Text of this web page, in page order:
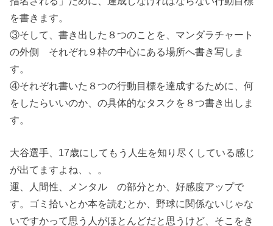
を書きます。
③そして、書き出した８つのことを、マンダラチャート
の外側 それぞれ９枠の中心にある場所へ書き写しま
す。
④それぞれ書いた８つの行動目標を達成するために、何
をしたらいいのか、の具体的なタスクを８つ書き出しま
す。
大谷選手、17歳にしてもう人生を知り尽くしている感じ
が出てますよね、、。
運、人間性、メンタル の部分とか、好感度アップで
す。ゴミ拾いとか本を読むとか、野球に関係ないじゃな
いですかって思う人がほとんどだと思うけど、そこをき